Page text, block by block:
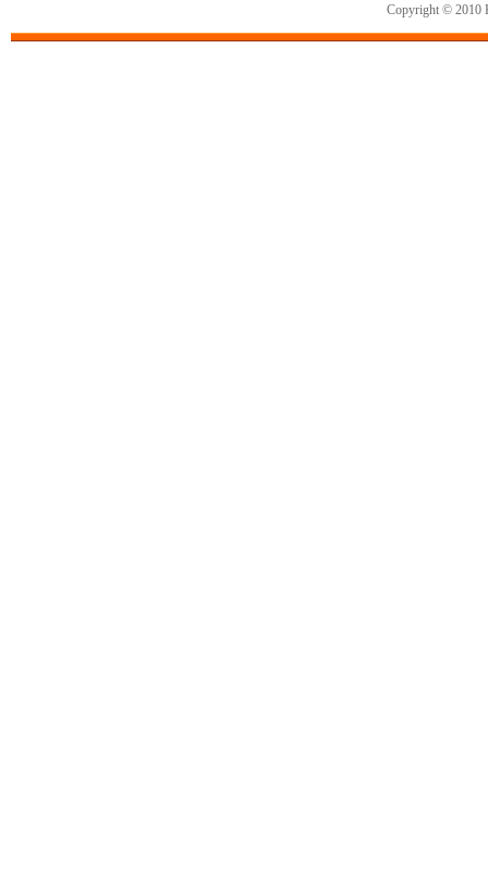
Copyright © 2010